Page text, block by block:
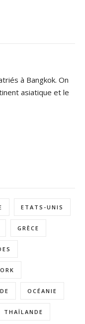
à Bangkok. On
asiatique et le
ETATS-UNIS
GRÈCE
OCÉANIE
THAÏLANDE